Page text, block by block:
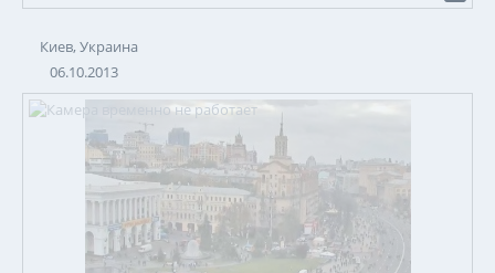
Киев, Украина
06.10.2013